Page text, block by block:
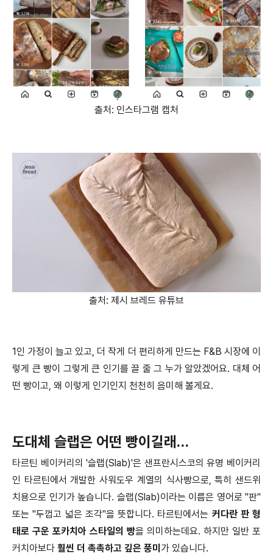
출처: 인스타그램 캡처
출처: 제시 브레드 유튜브
1인 가정이 늘고 있고, 더 작게 더 편리하게 만드는 F&B 시장에 이
렇게 큰 빵이 그렇게 큰 인기를 끌 줄 그 누가 알았겠어요. 대체 어
떤 빵이고, 왜 이렇게 인기인지 천천히 음미해 볼게요.
도대체 슬랩은 어떤 빵이길래…
타르틴 베이커리의 '슬랩(Slab)'은 샌프란시스코의 유명 베이커리
인 타르틴에서 개발한 사워도우 계열의 식사빵으로, 특히 샌드위
치용으로 인기가 높습니다. 슬랩(Slab)이라는 이름은 영어로 "판"
또는 "두껍고 넓은 조각"을 뜻합니다. 타르틴에서는 커다란 판 형
태로 구운 포카치아 스타일의 빵을 의미하는데요. 하지만 일반 포
커치아보다 훨씬 더 촉촉하고 깊은 풍미 가 있습니다.